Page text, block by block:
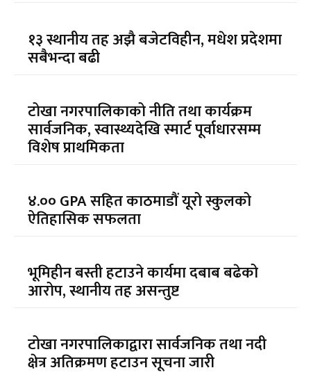
१३ स्थानीय तह अझै बजेटविहीन, मधेश प्रदेशमा
सबैभन्दा बढी
टोखा नगरपालिकाको नीति तथा कार्यक्रम
सार्वजनिक, स्वास्थ्यदेखि स्मार्ट पूर्वाधारसम्म
विशेष प्राथमिकता
४.०० GPA सहित काठमाडौं यूरो स्कुलको
ऐतिहासिक सफलता
भूमिहीन बस्ती हटाउने कार्यमा दबाब बढेको
आरोप, स्थानीय तह असन्तुष्ट
टोखा नगरपालिकाद्वारा सार्वजनिक तथा नदी
क्षेत्र अतिक्रमण हटाउन सूचना जारी